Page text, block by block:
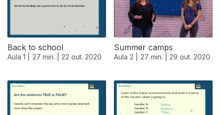
Back to school
Aula 1 | 27 min. | 22 out. 2020
Summer camps
Aula 2 | 27 min. | 29 out. 2020